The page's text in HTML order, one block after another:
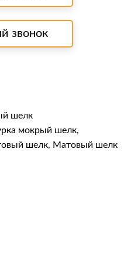
звонок
шелк
мокрый шелк,
шелк, Матовый шелк